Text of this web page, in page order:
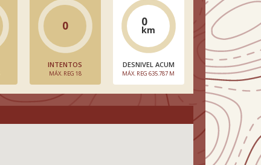
0
INTENTOS
MÁX. REG 18
0
km
DESNIVEL ACUM
MÁX. REG 635.787 M